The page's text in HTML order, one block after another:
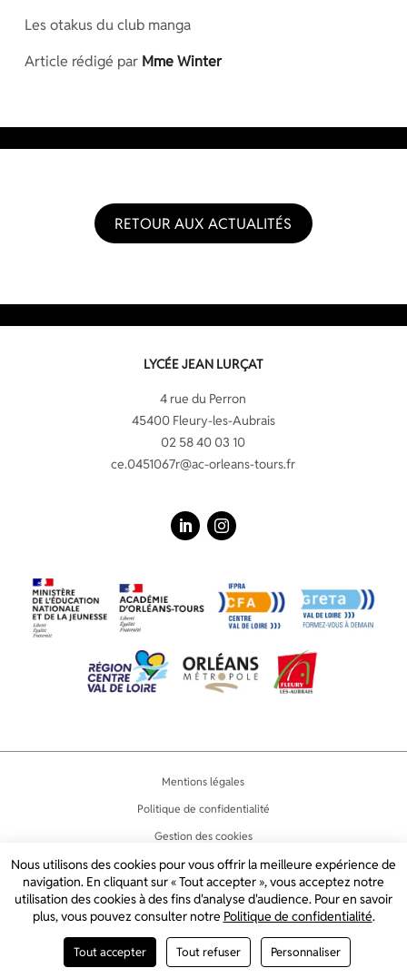
Les otakus du club manga
Article rédigé par Mme Winter
RETOUR AUX ACTUALITÉS
LYCÉE JEAN LURÇAT
4 rue du Perron
45400 Fleury-les-Aubrais
02 58 40 03 10
ce.0451067r@ac-orleans-tours.fr
2024 © LYCÉE JEAN LURÇAT
Mentions légales
Politique de confidentialité
Gestion des cookies
Accessibilité
Plan du site
CRÉATION DE SITE INTERNET PAR
Nous utilisons des cookies pour vous offrir la meilleure expérience de
navigation. En cliquant sur « Tout accepter », vous acceptez notre
utilisation des cookies à des fins d'analyse d'audience. Pour en savoir
plus, vous pouvez consulter notre Politique de confidentialité.
Tout accepter Tout refuser Personnaliser